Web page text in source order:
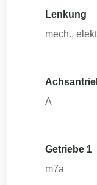
Lenkung
mech.,
A
Getriebe 1
m7a